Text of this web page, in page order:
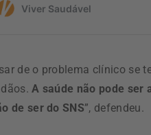
de o problema clínico se
A saúde não pode ser
de ser do SNS”, defendeu.